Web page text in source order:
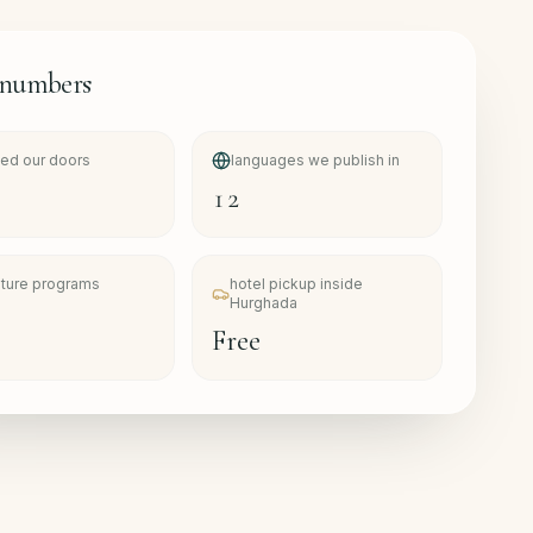
our doors languages we publish in
12
programs
hotel pickup inside
Hurghada
Free